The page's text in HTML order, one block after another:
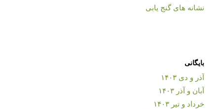
نشانه های گنج یابی
بایگانی
آذر و دی ۱۴۰۳
آبان و آذر ۱۴۰۳
خرداد و تیر ۱۴۰۳